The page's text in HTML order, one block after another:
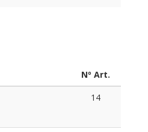
Nº Art.
14